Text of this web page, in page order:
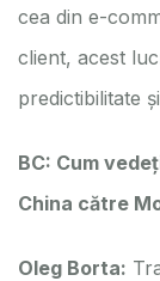
cea din e-
client, acest
predictibilitate
BC: Cum
China către
Oleg Borta: